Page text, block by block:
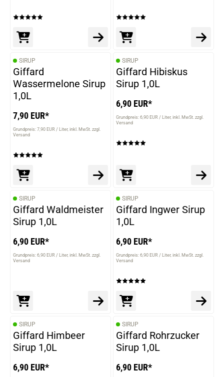
SIRUP
Giffard
Wassermelone Sirup
1,0L
7,90 EUR*
Grundpreis: 7,90 EUR / Liter inkl. MwSt. zzgl.
Versand
SIRUP
Giffard Hibiskus
Sirup 1,0L
6,90 EUR*
Grundpreis: 6,90 EUR / Liter inkl. MwSt. zzgl.
Versand
SIRUP
Giffard Waldmeister
Sirup 1,0L
6,90 EUR*
Grundpreis: 6,90 EUR / Liter inkl. MwSt. zzgl.
Versand
SIRUP
Giffard Ingwer Sirup
1,0L
6,90 EUR*
Grundpreis: 6,90 EUR / Liter inkl. MwSt. zzgl.
Versand
SIRUP
Giffard Himbeer
Sirup 1,0L
6,90 EUR*
SIRUP
Giffard Rohrzucker
Sirup 1,0L
6,90 EUR*